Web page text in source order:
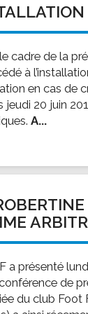
EMPLOI
Offres
Les
Logement
Bornes
locale
et le lycée
local des
scolaire
maternelles
famille
maternelles
cadre de la
à
en cas de
jeudi 20 juin
A...
a présenté
conférence de
du club Foot